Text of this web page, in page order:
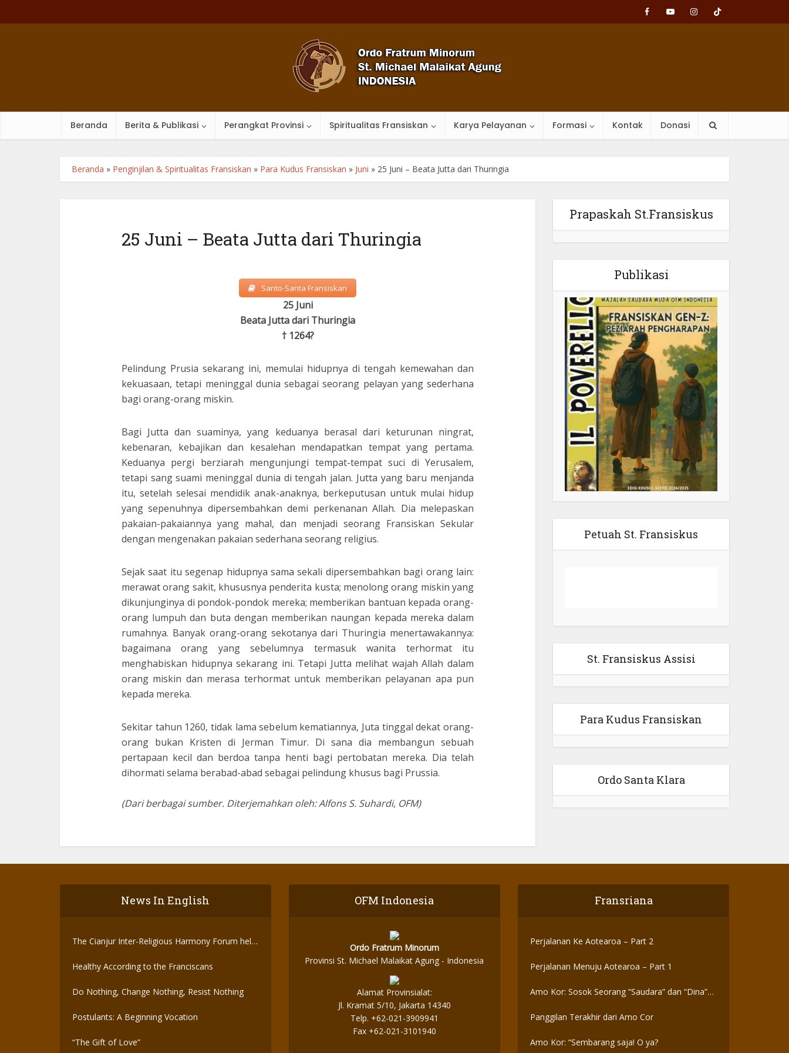
Beranda Berita & Publikasi Perangkat Provinsi Spiritualitas Fransiskan Karya Pelayanan Formasi Kontak Donasi
Beranda » Penginjilan & Spiritualitas Fransiskan » Para Kudus Fransiskan » Juni » 25 Juni – Beata Jutta dari Thuringia
25 Juni – Beata Jutta dari Thuringia
Santo-Santa Fransiskan
25 Juni
Beata Jutta dari Thuringia
† 1264?
Pelindung Prusia sekarang ini, memulai hidupnya di tengah kemewahan dan
kekuasaan, tetapi meninggal dunia sebagai seorang pelayan yang sederhana
bagi orang-orang miskin.
Bagi Jutta dan suaminya, yang keduanya berasal dari keturunan ningrat,
kebenaran, kebajikan dan kesalehan mendapatkan tempat yang pertama.
Keduanya pergi berziarah mengunjungi tempat-tempat suci di Yerusalem,
tetapi sang suami meninggal dunia di tengah jalan. Jutta yang baru menjanda
itu, setelah selesai mendidik anak-anaknya, berkeputusan untuk mulai hidup
yang sepenuhnya dipersembahkan demi perkenanan Allah. Dia melepaskan
pakaian-pakaiannya yang mahal, dan menjadi seorang Fransiskan Sekular
dengan mengenakan pakaian sederhana seorang religius.
Sejak saat itu segenap hidupnya sama sekali dipersembahkan bagi orang lain:
merawat orang sakit, khususnya penderita kusta; menolong orang miskin yang
dikunjunginya di pondok-pondok mereka; memberikan bantuan kepada orang-
orang lumpuh dan buta dengan memberikan naungan kepada mereka dalam
rumahnya. Banyak orang-orang sekotanya dari Thuringia menertawakannya:
bagaimana orang yang sebelumnya termasuk wanita terhormat itu
menghabiskan hidupnya sekarang ini. Tetapi Jutta melihat wajah Allah dalam
orang miskin dan merasa terhormat untuk memberikan pelayanan apa pun
kepada mereka.
Sekitar tahun 1260, tidak lama sebelum kematiannya, Juta tinggal dekat orang-
orang bukan Kristen di Jerman Timur. Di sana dia membangun sebuah
pertapaan kecil dan berdoa tanpa henti bagi pertobatan mereka. Dia telah
dihormati selama berabad-abad sebagai pelindung khusus bagi Prussia.
(Dari berbagai sumber. Diterjemahkan oleh: Alfons S. Suhardi, OFM)
Prapaskah St.Fransiskus
Publikasi
Petuah St. Fransiskus
St. Fransiskus Assisi
Para Kudus Fransiskan
Ordo Santa Klara
News In English
The Cianjur Inter-Religious Harmony Forum held
Healthy According to the Franciscans
Do Nothing, Change Nothing, Resist Nothing
Postulants: A Beginning Vocation
“The Gift of Love”
OFM Indonesia
Ordo Fratrum Minorum
Provinsi St. Michael Malaikat Agung - Indonesia
Alamat Provinsialat:
Jl. Kramat 5/10, Jakarta 14340
Telp. +62-021-3909941
Fax +62-021-3101940
Fransriana
Perjalanan Ke Aotearoa – Part 2
Perjalanan Menuju Aotearoa – Part 1
Amo Kor: Sosok Seorang “Saudara” dan “Dina”
Panggilan Terakhir dari Amo Cor
Amo Kor: “Sembarang saja! O ya?